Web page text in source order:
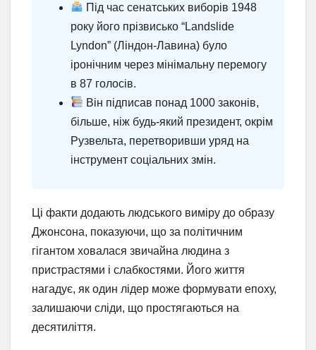
Під час сенатських виборів 1948
року його прізвисько “Landslide
Lyndon” (Ліндон-Лавина) було
іронічним через мінімальну перемогу
в 87 голосів.
Він підписав понад 1000 законів,
більше, ніж будь-який президент, окрім
Рузвельта, перетворивши уряд на
інструмент соціальних змін.
Ці факти додають людського виміру до образу
Джонсона, показуючи, що за політичним
гігантом ховалася звичайна людина з
пристрастями і слабкостями. Його життя
нагадує, як один лідер може формувати епоху,
залишаючи сліди, що простягаються на
десятиліття.